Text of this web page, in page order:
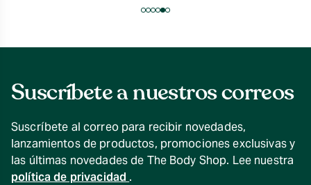
Suscríbete a nuestros correos
Suscríbete al correo para recibir novedades,
lanzamientos de productos, promociones exclusivas y
las últimas novedades de The Body Shop. Lee nuestra
política de privacidad .